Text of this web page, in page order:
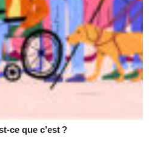
ce que c’est ?